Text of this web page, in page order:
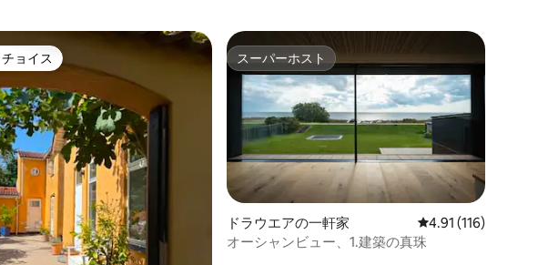
ョイス
ョイス スーパーホスト
スーパーホスト
ドラウエアの一軒家 レビュー116件、5つ
4.91 (116)
オーシャンビュー、1.建築の真珠